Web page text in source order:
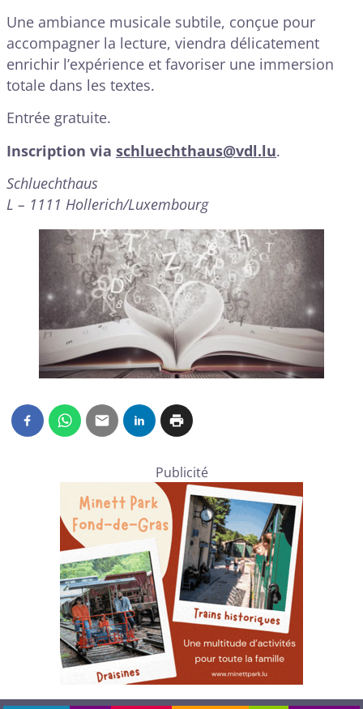
Une ambiance musicale subtile, conçue pour
accompagner la lecture, viendra délicatement
enrichir l’expérience et favoriser une immersion
totale dans les textes.
Entrée gratuite.
Inscription via schluechthaus@vdl.lu.
Schluechthaus
L – 1111 Hollerich/Luxembourg
Publicité